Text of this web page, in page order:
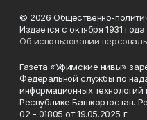
© 2026 Общественно-
Издаётся с октября 1931 года
Об использовании
Газета «Уфимские нивы»
Федеральной службы по
информационных
Республике Башкортостан.
02 - 01805 от 19.05.2025 г.